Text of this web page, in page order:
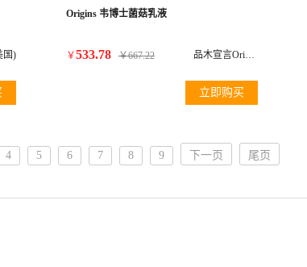
国)
Origins 韦博士菌菇乳液
￥533.78 ￥667.22 品木宣言Origins(美国)
立即购买
4 5 6 7 8 9 下一页 尾页